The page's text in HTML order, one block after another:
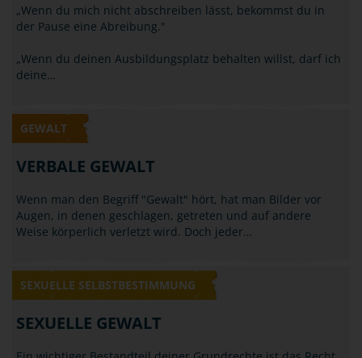
GEWALT
„Wenn du mich nicht abschreiben lässt, bekommst du in
„Wenn du deinen Ausbildungsplatz behalten willst, darf ich
deine…
GEWALT
VERBALE GEWALT
Wenn man den Begriff "Gewalt" hört, hat man Bilder vor
Augen, in denen geschlagen, getreten und auf andere
Weise körperlich verletzt wird. Doch jeder…
SEXUELLE SELBSTBESTIMMUNG